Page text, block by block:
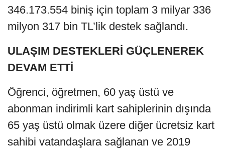
346.173.554 biniş için toplam 3 milyar 336
milyon 317 bin TL’lik destek sağlandı.
ULAŞIM DESTEKLERİ GÜÇLENEREK
DEVAM ETTİ
Öğrenci, öğretmen, 60 yaş üstü ve
abonman indirimli kart sahiplerinin dışında
65 yaş üstü olmak üzere diğer ücretsiz kart
sahibi vatandaşlara sağlanan ve 2019